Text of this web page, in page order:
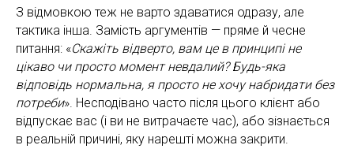
З відмовкою теж не варто здаватися одразу, але
тактика інша. Замість аргументів — пряме й чесне
питання: «Скажіть відверто, вам це в принципі не
цікаво чи просто момент невдалий? Будь-яка
відповідь нормальна, я просто не хочу набридати без
потреби». Несподівано часто після цього клієнт або
відпускає вас (і ви не витрачаєте час), або зізнається
в реальній причині, яку нарешті можна закрити.